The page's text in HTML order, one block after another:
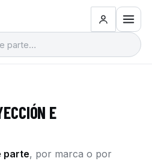
E
parte, por marca o por